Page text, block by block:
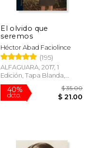
40%
dcto.
El olvido que
seremos
Héctor Abad Faciolince
(195)
ALFAGUARA, 2017, 1
Edición, Tapa Blanda,
Nuevo